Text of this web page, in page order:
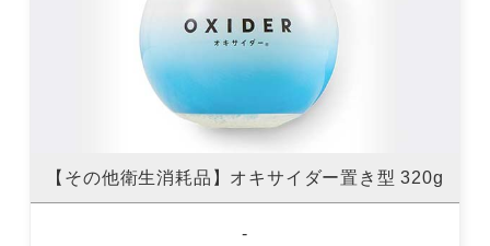
【その他衛生消耗品】オキサイダー置き型 320g
-